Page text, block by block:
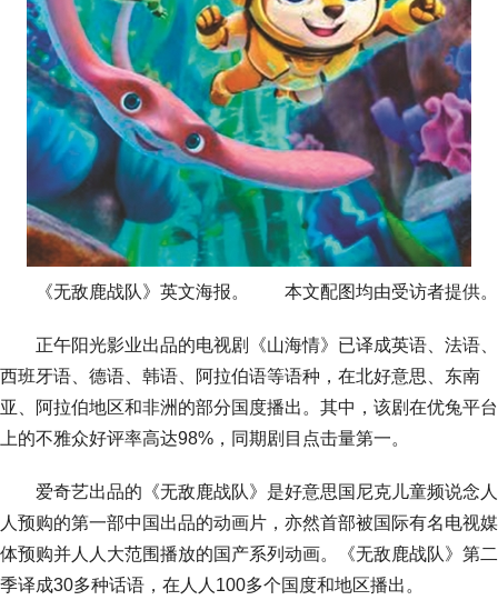
《无敌鹿战队》英文海报。 本文配图均由受访者提供。
正午阳光影业出品的电视剧《山海情》已译成英语、法语、
西班牙语、德语、韩语、阿拉伯语等语种，在北好意思、东南
亚、阿拉伯地区和非洲的部分国度播出。其中，该剧在优兔平台
上的不雅众好评率高达98%，同期剧目点击量第一。
爱奇艺出品的《无敌鹿战队》是好意思国尼克儿童频说念人
人预购的第一部中国出品的动画片，亦然首部被国际有名电视媒
体预购并人人大范围播放的国产系列动画。《无敌鹿战队》第二
季译成30多种话语，在人人100多个国度和地区播出。